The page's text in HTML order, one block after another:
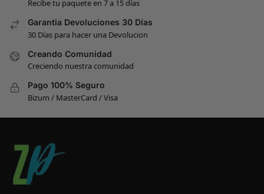
Recibe tu paquete en 7 a 15 días
Garantia Devoluciones 30 Días
30 Días para hacer una Devolucion
Creando Comunidad
Creciendo nuestra comunidad
Pago 100% Seguro
Bizum / MasterCard / Visa